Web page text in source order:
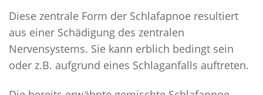
Diese zentrale Form der Schlafapnoe resultiert
aus einer Schädigung des zentralen
Nervensystems. Sie kann erblich bedingt sein
oder z.B. aufgrund eines Schlaganfalls auftreten.